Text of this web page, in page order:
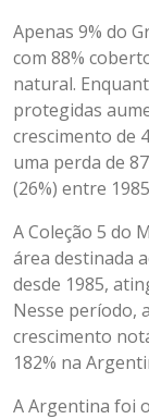
Apenas 9% do
com 88%
natural.
protegidas
crescimento de
uma perda de
(26%) entre
A Coleção 5 do
área destinada
desde 1985,
Nesse período,
crescimento
182% na
A Argentina foi